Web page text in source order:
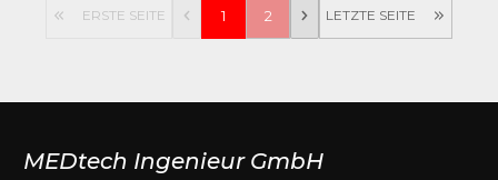
ERSTE SEITE 1 2 LETZTE SEITE
MEDtech Ingenieur GmbH